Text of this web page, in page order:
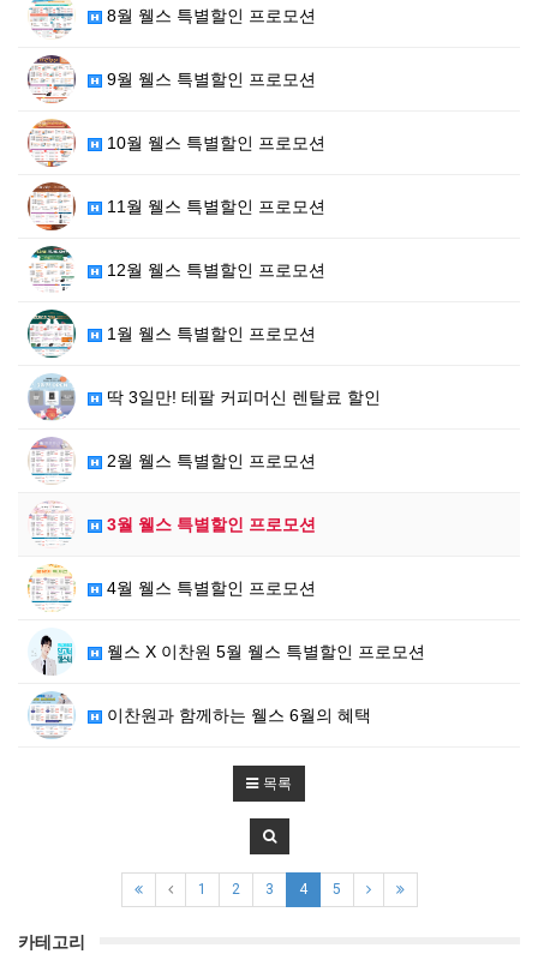
8월 웰스 특별할인 프로모션
9월 웰스 특별할인 프로모션
10월 웰스 특별할인 프로모션
11월 웰스 특별할인 프로모션
12월 웰스 특별할인 프로모션
1월 웰스 특별할인 프로모션
딱 3일만! 테팔 커피머신 렌탈료 할인
2월 웰스 특별할인 프로모션
3월 웰스 특별할인 프로모션
4월 웰스 특별할인 프로모션
웰스 X 이찬원 5월 웰스 특별할인 프로모션
이찬원과 함께하는 웰스 6월의 혜택
목록
1 2 3 4 5
카테고리